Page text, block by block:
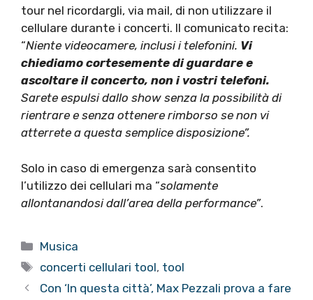
tour nel ricordargli, via mail, di non utilizzare il
cellulare durante i concerti. Il comunicato recita:
“Niente videocamere, inclusi i telefonini. Vi
chiediamo cortesemente di guardare e
ascoltare il concerto, non i vostri telefoni.
Sarete espulsi dallo show senza la possibilità di
rientrare e senza ottenere rimborso se non vi
atterrete a questa semplice disposizione”.
Solo in caso di emergenza sarà consentito
l’utilizzo dei cellulari ma “solamente
allontanandosi dall’area della performance”.
Categorie
Musica
Tag
concerti cellulari tool, tool
Con ‘In questa città’, Max Pezzali prova a fare